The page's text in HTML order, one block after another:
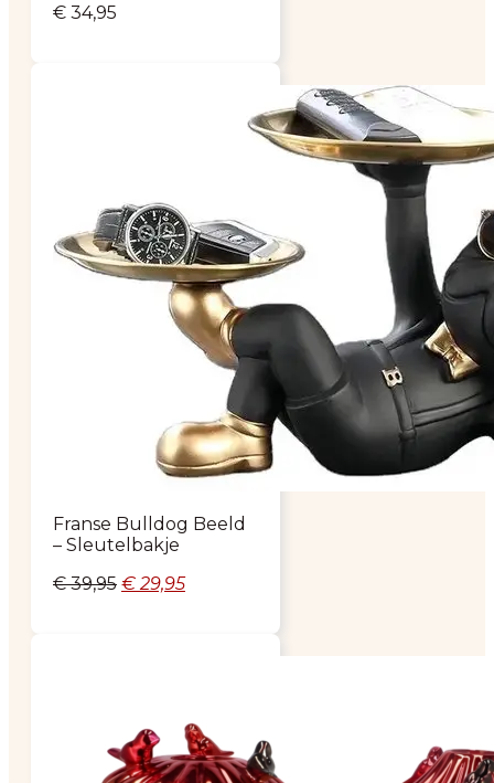
€ 34,95
Franse Bulldog Beeld
– Sleutelbakje
€39,95 Oorspronkelijke
€ 29,95Huidige